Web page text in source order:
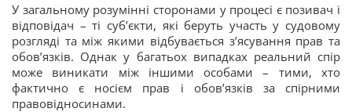
У загальному розумінні сторонами у процесі є позивач і
відповідач – ті суб’єкти, які беруть участь у судовому
розгляді та між якими відбувається з’ясування прав та
обов’язків. Однак у багатьох випадках реальний спір
може виникати між іншими особами – тими, хто
фактично є носієм прав і обов’язків за спірними
правовідносинами.